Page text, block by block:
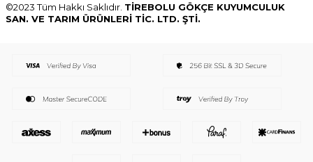
©2023 Tüm Hakkı Saklıdır. TİREBOLU GÖKÇE KUYUMCULUK
SAN. VE TARIM ÜRÜNLERİ TİC. LTD. ŞTİ.